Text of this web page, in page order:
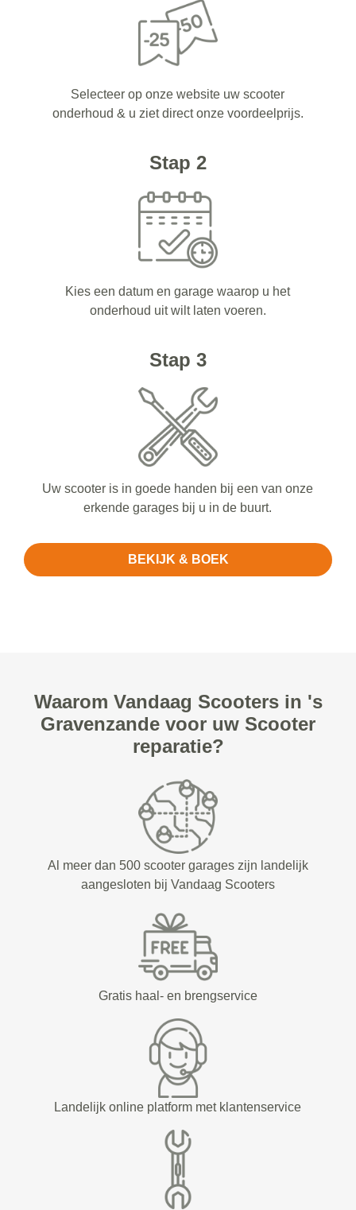
Selecteer op onze website uw scooter
onderhoud & u ziet direct onze voordeelprijs.
Stap 2
Kies een datum en garage waarop u het
onderhoud uit wilt laten voeren.
Stap 3
Uw scooter is in goede handen bij een van onze
erkende garages bij u in de buurt.
BEKIJK & BOEK
Waarom Vandaag Scooters in 's
Gravenzande voor uw Scooter
reparatie?
Al meer dan 500 scooter garages zijn landelijk
aangesloten bij Vandaag Scooters
Gratis haal- en brengservice
Landelijk online platform met klantenservice